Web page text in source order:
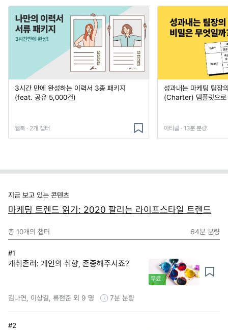
3시간 만에 완성하는 이력서 3종 패키지
(feat. 공유 5,000건)
웹북 · 2개 챕터
성과내는 마케팅 팀장
(Charter) 템플릿으로
아티클 · 13분 분량
지금 보고 있는 콘텐츠
마케팅 트렌드 읽기: 2020 팔리는 라이프스타일 트렌드
총 10개의 챕터 64분 분량
#1
개취존러: 개인의 취향, 존중해주시죠?
무료
김나연, 이상길, 류현준 외 9 명 7분 분량
#2